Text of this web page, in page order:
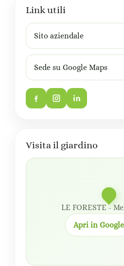
Link utili
Sito aziendale
Sede su Google Maps
Visita il giardino
LE FORESTE -
Apri in